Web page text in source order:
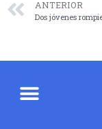
ANTERIOR